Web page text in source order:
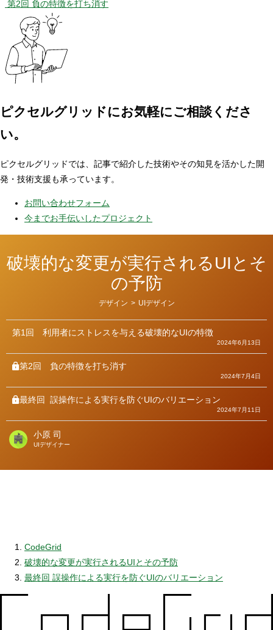
第2回 負の特徴を打ち消す
ピクセルグリッドにお気軽にご相談くださ
い。
ピクセルグリッドでは、記事で紹介した技術やその知見を活かした開
発・技術支援も承っています。
お問い合わせフォーム
今までお手伝いしたプロジェクト
破壊的な変更が実行されるUIとそ
の予防
カ
ゴ
ー
デザイン > UIデザイン
第1回 利用者にストレスを与える破壊的なUIの特徴
2024年6月13日
第2回 負の特徴を打ち消す
2024年7月4日
最終回 誤操作による実行を防ぐUIのバリエーション
2024年7月11日
著
小原 司
UIデザイナー
CodeGrid
破壊的な変更が実行されるUIとその予防
最終回 誤操作による実行を防ぐUIのバリエーション